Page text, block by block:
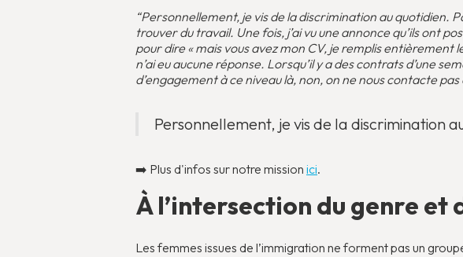
“Personnellement, je vis de la discrimination au quotidien.
trouver du travail. Une fois, j’ai vu une annonce qu’ils ont
pour dire « mais vous avez mon CV, je remplis entièrement
n’ai eu aucune réponse. Lorsqu’il y a des contrats d’une
d’engagement à ce niveau là, non, on ne nous contacte pas
Personnellement, je vis de la discrimination
➡️ Plus d'infos sur notre mission ici.
À l’intersection du genre
Les femmes issues de l’immigration ne forment pas un